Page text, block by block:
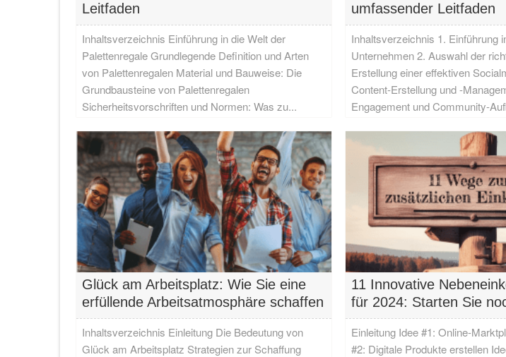
Leitfaden
Inhaltsverzeichnis Einführung in die Welt der
Palettenregale Grundlegende Definition und Arten
von Palettenregalen Material und Bauweise: Die
Grundbausteine von Palettenregalen
Sicherheitsvorschriften und Normen: Was zu...
umfassender Leitfaden
Inhaltsverzeichnis 1. Einführung
Unternehmen 2. Auswahl der
Erstellung einer effektiven
Content-Erstellung und -
Engagement und Community-
Glück am Arbeitsplatz: Wie Sie eine
erfüllende Arbeitsatmosphäre schaffen
Inhaltsverzeichnis Einleitung Die Bedeutung von
Glück am Arbeitsplatz Strategien zur Schaffung
11 Innovative
für 2024: Starten Sie
Einleitung Idee #1: Online-
#2: Digitale Produkte erstellen